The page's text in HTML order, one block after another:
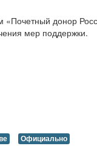
донор
мер поддержки.
Официально